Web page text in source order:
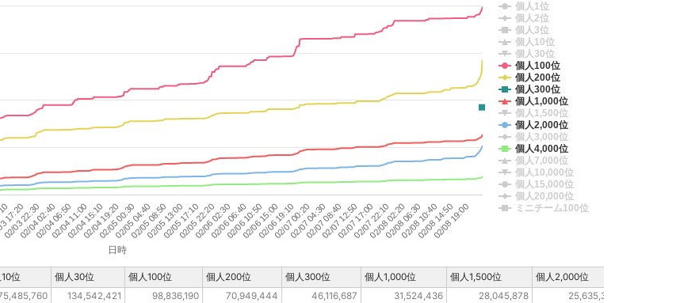
日時
個人1位
個人2位
個人3位
個人10位
個人30位
個人100位
個人200位
個人300位
個人1,000位
個人1,500位
個人2,000位
個人3,000位
個人4,000位
個人7,000位
個人10,000位
個人15,000位
個人20,000位
ミニチーム100位
02/05 00:30
02/03 22:30
02/04 02:40
02/04 06:50
02/04 11:00
02/04 15:10
02/04 19:2002/05 04:40
02/05 08:50
02/05 13:00
02/05 17:10
02/05 22:20
02/06 02:30
02/06 06:40
02/06 10:50
02/06 15:00
02/06 19:10
02/07 00:20
02/07 04:30
02/07 08:40
02/07 12:50
02/07 17:00
02/07 22:10
02/08 02:20
02/08 06:30
02/08 10:40
02/08 14:50
02/08 19:00
134,542,421 98,836,190 70,949,444 46,116,687 31,524,436 28,045,878 25,635,331
位 個人30位 個人100位 個人200位 個人300位 個人1,000位 個人1,500位 個人2,000位